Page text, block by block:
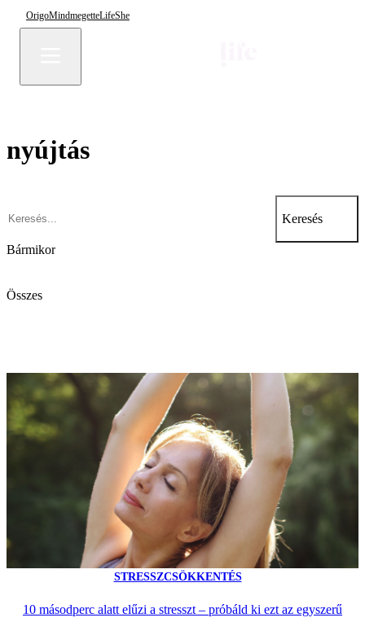
OrigoMindmegetteLifeShe
nyújtás
Keresés
Bármikor
Összes
STRESSZCSÖKKENTÉS
10 másodperc alatt elűzi a stresszt – próbáld ki ezt az egyszerű